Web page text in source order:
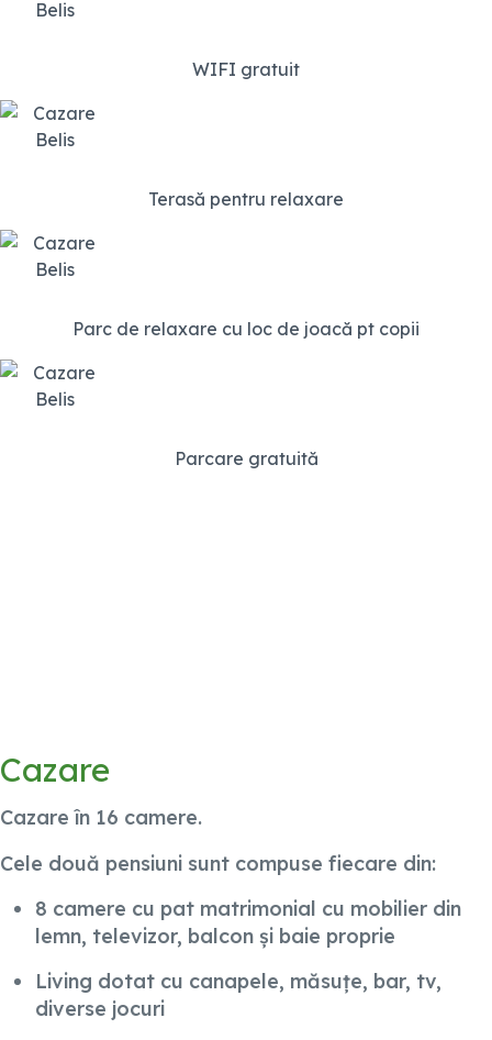
WIFI gratuit
Terasă pentru relaxare
Parc de relaxare cu loc de joacă pt copii
Parcare gratuită
Cazare
Cazare în 16 camere.
Cele două pensiuni sunt compuse fiecare din:
8 camere cu pat matrimonial cu mobilier din
lemn, televizor, balcon și baie proprie
Living dotat cu canapele, măsuțe, bar, tv,
diverse jocuri